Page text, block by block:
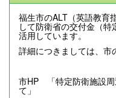
福生市のALT（英語教育
して防衛省の交付金（
活用しています。
詳細につきましては、市
市HP 「特定防衛施設周
て」